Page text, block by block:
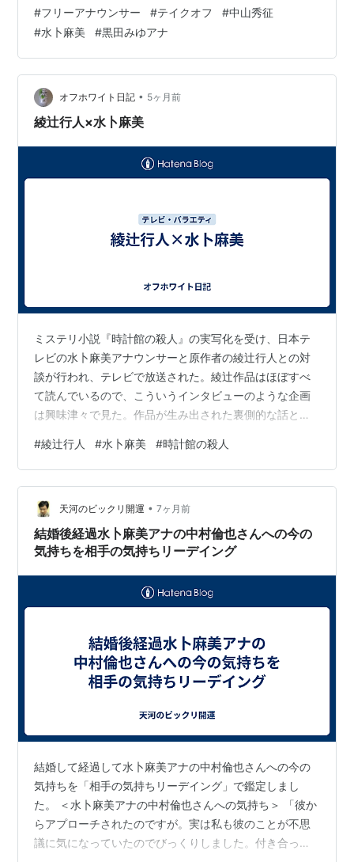
#フリーアナウンサー #テイクオフ #中山秀征
#水卜麻美 #黒田みゆアナ
オフホワイト日記 • 5ヶ月前
綾辻行人×水卜麻美
ミステリ小説『時計館の殺人』の実写化を受け、日本テ
レビの水卜麻美アナウンサーと原作者の綾辻行人との対
談が行われ、テレビで放送された。綾辻作品はほぼすべ
て読んでいるので、こういうインタビューのような企画
は興味津々で見た。作品が生み出された裏側的な話と
アナの綾辻作品への愛もひしひしと伝わってきたし。た
だ、問題は僕が『時計館の殺人』がどんな作品(トリック)
だったかをよく覚えていないこと。そこをちゃんと覚え
ていれぼ、もっと楽しめたと思うんだけど。改めて読み
返そうかなと、本棚から出したけど、こんなに厚かった
っけ。全部読むのは、かなり時間がかかりそうだなぁ…
#綾辻行人 #水卜麻美 #時計館の殺人
天河のビックリ開運 • 7ヶ月前
結婚後経過水卜麻美アナの中村倫也さんへの今の
気持ちを相手の気持ちリーデイング
結婚して経過して水卜麻美アナの中村倫也さんへの今の
気持ちを「相手の気持ちリーデイング」で鑑定しまし
た。 ＜水卜麻美アナの中村倫也さんへの気持ち＞ 「彼か
らアプローチされたのですが。実は私も彼のことが不思
議に気になっていたのでびっくりしました。付き合って